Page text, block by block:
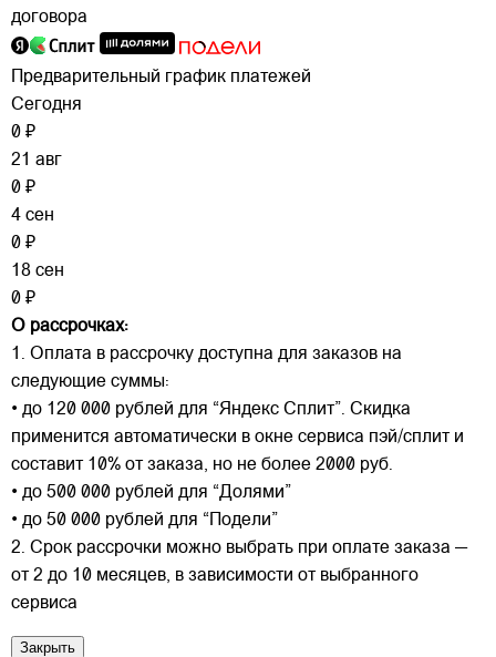
договора
Предварительный график платежей
Сегодня
0 ₽
21 авг
0 ₽
4 сен
0 ₽
18 сен
0 ₽
О рассрочках:
1. Оплата в рассрочку доступна для заказов на
следующие суммы:
• до 120 000 рублей для “Яндекс Сплит”. Скидка
применится автоматически в окне сервиса пэй/сплит и
составит 10% от заказа, но не более 2000 руб.
• до 500 000 рублей для “Долями”
• до 50 000 рублей для “Подели”
2. Срок рассрочки можно выбрать при оплате заказа —
от 2 до 10 месяцев, в зависимости от выбранного
сервиса
Закрыть